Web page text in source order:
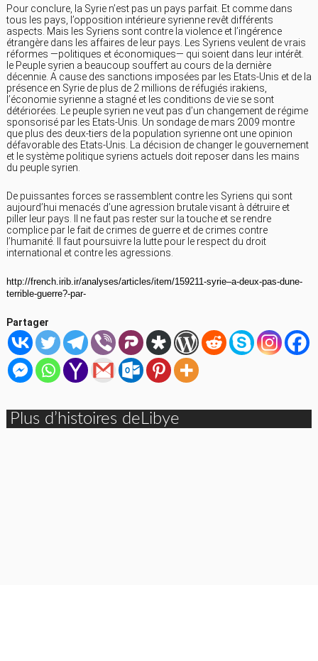
Pour conclure, la Syrie n’est pas un pays parfait. Et comme dans
tous les pays, l’opposition intérieure syrienne revêt différents
aspects. Mais les Syriens sont contre la violence et l’ingérence
étrangère dans les affaires de leur pays. Les Syriens veulent de vrais
réformes —politiques et économiques— qui soient dans leur intérêt.
le Peuple syrien a beaucoup souffert au cours de la dernière
décennie. A cause des sanctions imposées par les Etats-Unis et de la
présence en Syrie de plus de 2 millions de réfugiés irakiens,
l’économie syrienne a stagné et les conditions de vie se sont
détériorées. Le peuple syrien ne veut pas d’un changement de régime
sponsorisé par les Etats-Unis. Un sondage de mars 2009 montre
que plus des deux-tiers de la population syrienne ont une opinion
défavorable des Etats-Unis. La décision de changer le gouvernement
et le système politique syriens actuels doit reposer dans les mains
du peuple syrien.
De puissantes forces se rassemblent contre les Syriens qui sont
aujourd’hui menacés d’une agression brutale visant à détruire et
piller leur pays. Il ne faut pas rester sur la touche et se rendre
complice par le fait de crimes de guerre et de crimes contre
l’humanité. Il faut poursuivre la lutte pour le respect du droit
international et contre les agressions.
http://french.irib.ir/analyses/articles/item/159211-syrie–a-deux-pas-dune-
terrible-guerre?-par-
Partager
Plus d’histoires deLibye